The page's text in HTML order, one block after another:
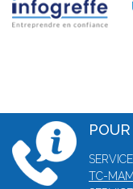
TC-